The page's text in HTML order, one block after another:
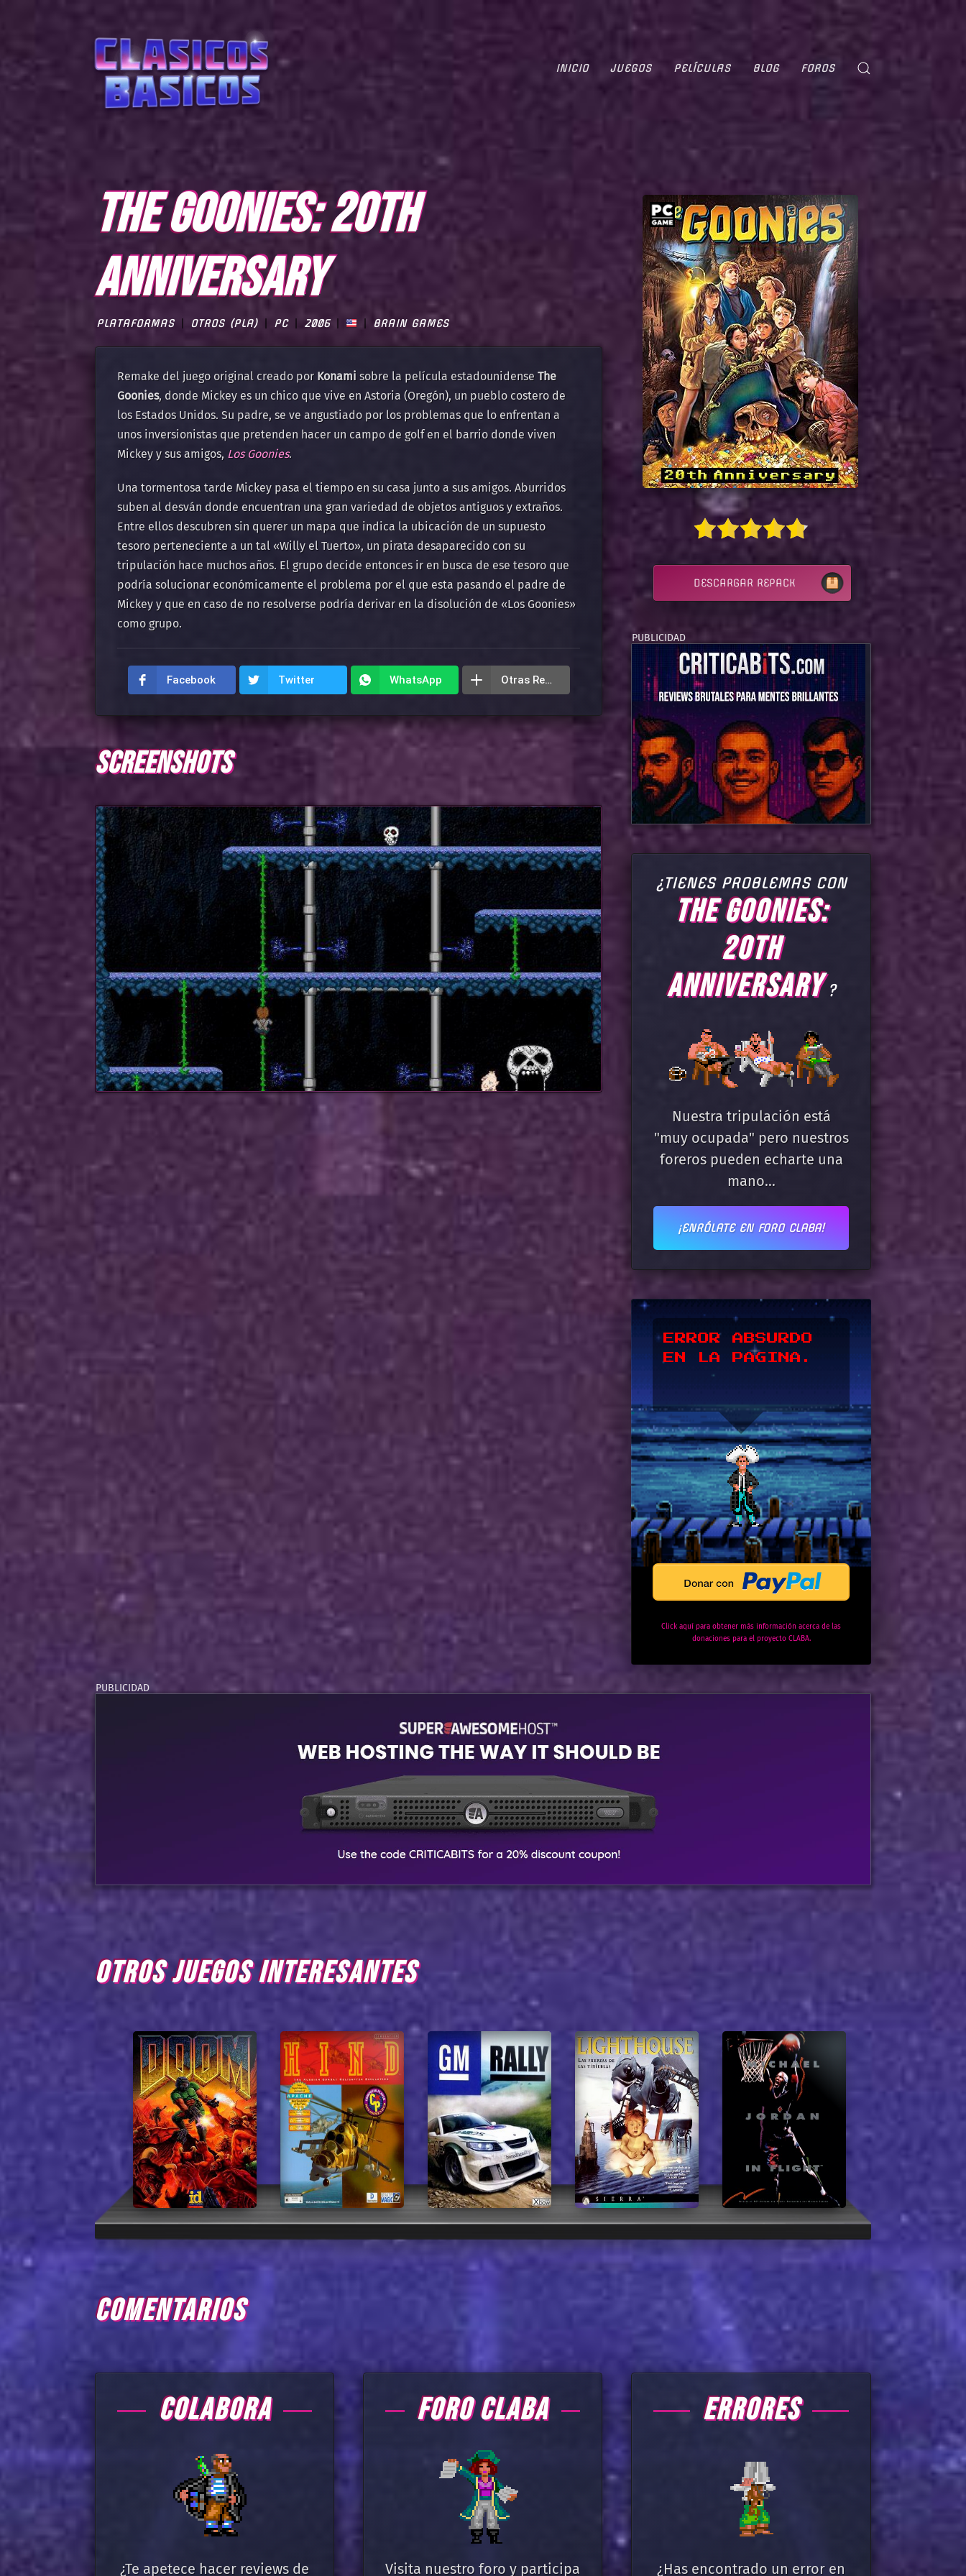
INICIO JUEGOS PELÍCULAS BLOG FOROS
THE GOONIES: 20TH
ANNIVERSARY
PLATAFORMAS OTROS (PLA) PC 2006 BRAIN GAMES
Remake del juego original creado por Konami sobre la película estadounidense The
Goonies, donde Mickey es un chico que vive en Astoria (Oregón), un pueblo costero de
los Estados Unidos. Su padre, se ve angustiado por los problemas que lo enfrentan a
unos inversionistas que pretenden hacer un campo de golf en el barrio donde viven
Mickey y sus amigos, Los Goonies.
Una tormentosa tarde Mickey pasa el tiempo en su casa junto a sus amigos. Aburridos
suben al desván donde encuentran una gran variedad de objetos antiguos y extraños.
Entre ellos descubren sin querer un mapa que indica la ubicación de un supuesto
tesoro perteneciente a un tal «Willy el Tuerto», un pirata desaparecido con su
tripulación hace muchos años. El grupo decide entonces ir en busca de ese tesoro que
podría solucionar económicamente el problema por el que esta pasando el padre de
Mickey y que en caso de no resolverse podría derivar en la disolución de «Los Goonies»
como grupo.
Facebook Twitter WhatsApp Otras Redes
SCREENSHOTS
DESCARGAR REPACK
¿TIENES PROBLEMAS CON
THE GOONIES:
20TH
ANNIVERSARY?
Nuestra tripulación está
"muy ocupada" pero nuestros
foreros pueden echarte una
mano...
¡ENRÓLATE EN FORO CLABA!
*UPSSS*
Click aquí para obtener más información acerca de las
donaciones para el proyecto CLABA.
OTROS JUEGOS INTERESANTES
COMENTARIOS
COLABORA
¿Te apetece hacer reviews de
FORO CLABA
Visita nuestro foro y participa
ERRORES
¿Has encontrado un error en